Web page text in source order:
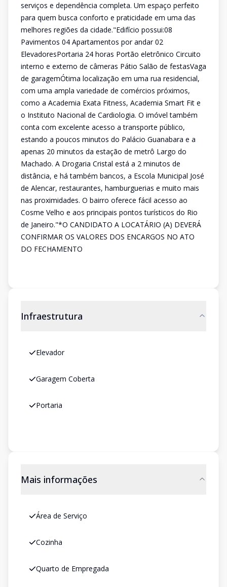
serviços e dependência completa. Um espaço perfeito
para quem busca conforto e praticidade em uma das
melhores regiões da cidade."Edifício possui:08
Pavimentos 04 Apartamentos por andar 02
ElevadoresPortaria 24 horas Portão eletrônico Circuito
interno e externo de câmeras Pátio Salão de festasVaga
de garagemÓtima localização em uma rua residencial,
com uma ampla variedade de comércios próximos,
como a Academia Exata Fitness, Academia Smart Fit e
o Instituto Nacional de Cardiologia. O imóvel também
conta com excelente acesso a transporte público,
estando a poucos minutos do Palácio Guanabara e a
apenas 20 minutos da estação de metrô Largo do
Machado. A Drogaria Cristal está a 2 minutos de
distância, e há também bancos, a Escola Municipal José
de Alencar, restaurantes, hamburguerias e muito mais
nas proximidades. O bairro oferece fácil acesso ao
Cosme Velho e aos principais pontos turísticos do Rio
de Janeiro."*O CANDIDATO A LOCATÁRIO (A) DEVERÁ
CONFIRMAR OS VALORES DOS ENCARGOS NO ATO
DO FECHAMENTO
Infraestrutura
Elevador
Garagem Coberta
Portaria
Mais informações
Área de Serviço
Cozinha
Quarto de Empregada